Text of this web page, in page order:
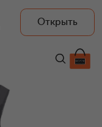
Открыть
58 600 ₽